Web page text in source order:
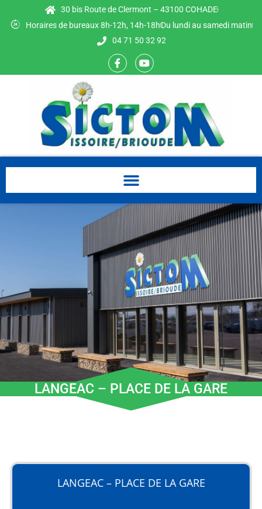
30 bis Route de Clermont – 43100 COHADE
Horaires de bureaux 8h-12h, 14h-18hDu lundi au samedi matin
04 71 50 32 92
LANGEAC – PLACE DE LA GARE
LANGEAC – PLACE DE LA GARE